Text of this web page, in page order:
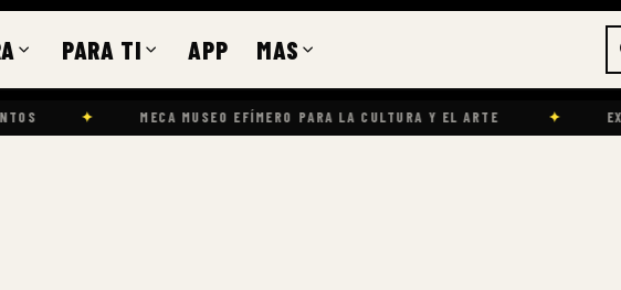
PARA TI APP MAS
✦ MECA MUSEO EFÍMERO PARA LA CULTURA Y EL ARTE ✦ EXPOSICIÓN